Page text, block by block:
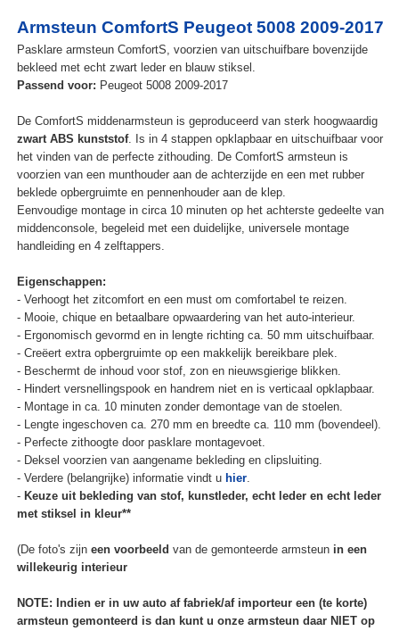
Armsteun ComfortS Peugeot 5008 2009-2017
Pasklare armsteun ComfortS, voorzien van uitschuifbare bovenzijde
bekleed met echt zwart leder en blauw stiksel.
Passend voor: Peugeot 5008 2009-2017
De ComfortS middenarmsteun is geproduceerd van sterk hoogwaardig
zwart ABS kunststof. Is in 4 stappen opklapbaar en uitschuifbaar voor
het vinden van de perfecte zithouding. De ComfortS armsteun is
voorzien van een munthouder aan de achterzijde en een met rubber
beklede opbergruimte en pennenhouder aan de klep.
Eenvoudige montage in circa 10 minuten op het achterste gedeelte van
middenconsole, begeleid met een duidelijke, universele montage
handleiding en 4 zelftappers.
Eigenschappen:
- Verhoogt het zitcomfort en een must om comfortabel te reizen.
- Mooie, chique en betaalbare opwaardering van het auto-interieur.
- Ergonomisch gevormd en in lengte richting ca. 50 mm uitschuifbaar.
- Creëert extra opbergruimte op een makkelijk bereikbare plek.
- Beschermt de inhoud voor stof, zon en nieuwsgierige blikken.
- Hindert versnellingspook en handrem niet en is verticaal opklapbaar.
- Montage in ca. 10 minuten zonder demontage van de stoelen.
- Lengte ingeschoven ca. 270 mm en breedte ca. 110 mm (bovendeel).
- Perfecte zithoogte door pasklare montagevoet.
- Deksel voorzien van aangename bekleding en clipsluiting.
- Verdere (belangrijke) informatie vindt u hier.
- Keuze uit bekleding van stof, kunstleder, echt leder en echt leder
met stiksel in kleur**
(De foto's zijn een voorbeeld van de gemonteerde armsteun in een
willekeurig interieur
NOTE: Indien er in uw auto af fabriek/af importeur een (te korte)
armsteun gemonteerd is dan kunt u onze armsteun daar NIET op